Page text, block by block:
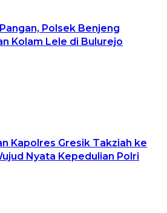
Polsek Benjeng
Kolam Lele di Bulurejo
Kapolres Gresik Takziah ke
Nyata Kepedulian Polri